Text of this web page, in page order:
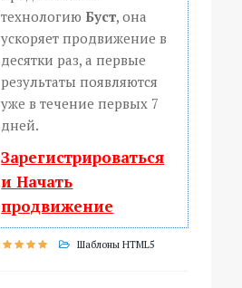
технологию Буст, она
ускоряет продвижение в
десятки раз, а первые
результаты появляются
уже в течение первых 7
дней.
Зарегистрироваться
и Начать
продвижение
Шаблоны HTML5